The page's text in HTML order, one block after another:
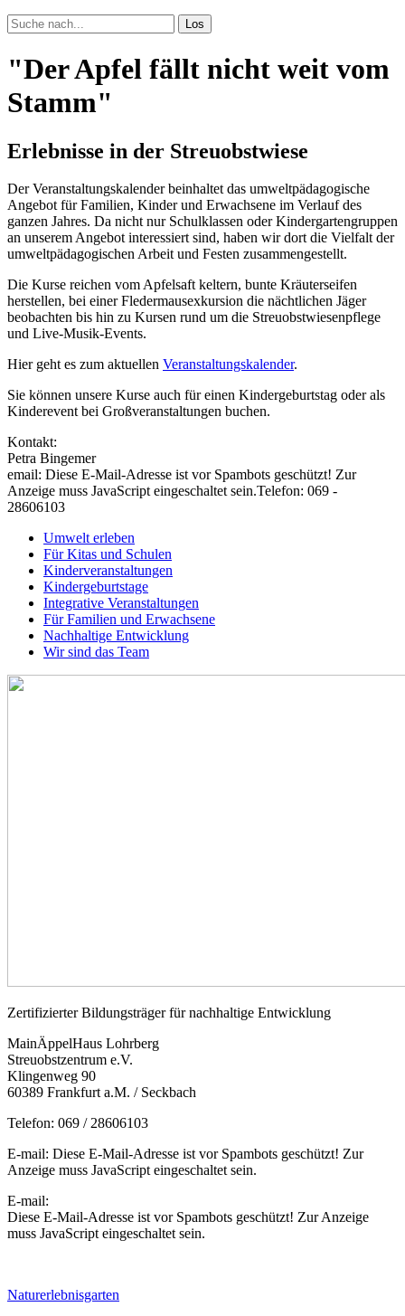
Los
"Der Apfel fällt nicht weit vom
Stamm"
Erlebnisse in der Streuobstwiese
Der Veranstaltungskalender beinhaltet das umweltpädagogische
Angebot für Familien, Kinder und Erwachsene im Verlauf des
ganzen Jahres. Da nicht nur Schulklassen oder Kindergartengruppen
an unserem Angebot interessiert sind, haben wir dort die Vielfalt der
umweltpädagogischen Arbeit und Festen zusammengestellt.
Die Kurse reichen vom Apfelsaft keltern, bunte Kräuterseifen
herstellen, bei einer Fledermausexkursion die nächtlichen Jäger
beobachten bis hin zu Kursen rund um die Streuobstwiesenpflege
und Live-Musik-Events.
Hier geht es zum aktuellen Veranstaltungskalender.
Sie können unsere Kurse auch für einen Kindergeburtstag oder als
Kinderevent bei Großveranstaltungen buchen.
Kontakt:
Petra Bingemer
email: Diese E-Mail-Adresse ist vor Spambots geschützt! Zur
Anzeige muss JavaScript eingeschaltet sein.Telefon: 069 -
28606103
Umwelt erleben
Für Kitas und Schulen
Kinderveranstaltungen
Kindergeburtstage
Integrative Veranstaltungen
Für Familien und Erwachsene
Nachhaltige Entwicklung
Wir sind das Team
Zertifizierter Bildungsträger für nachhaltige Entwicklung
MainÄppelHaus Lohrberg
Streuobstzentrum e.V.
Klingenweg 90
60389 Frankfurt a.M. / Seckbach
Telefon: 069 / 28606103
E-mail: Diese E-Mail-Adresse ist vor Spambots geschützt! Zur
Anzeige muss JavaScript eingeschaltet sein.
E-mail:
Diese E-Mail-Adresse ist vor Spambots geschützt! Zur Anzeige
muss JavaScript eingeschaltet sein.
Naturerlebnisgarten